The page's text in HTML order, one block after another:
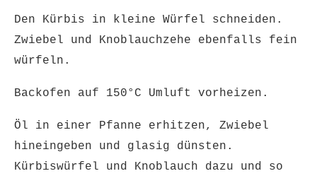
Den Kürbis in kleine Würfel schneiden.
Zwiebel und Knoblauchzehe ebenfalls fein
würfeln.
Backofen auf 150°C Umluft vorheizen.
Öl in einer Pfanne erhitzen, Zwiebel
hineingeben und glasig dünsten.
Kürbiswürfel und Knoblauch dazu und so